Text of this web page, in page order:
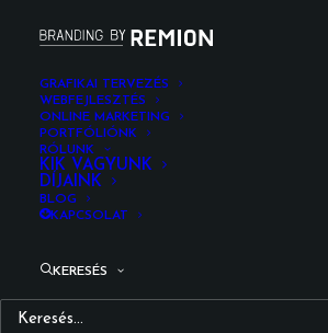
GRAFIKAI TERVEZÉS
WEBFEJLESZTÉS
ONLINE MARKETING
PORTFÓLIÓNK
RÓLUNK
KIK VAGYUNK
DÍJAINK
BLOG
KAPCSOLAT
KERESÉS
Kezdőlap